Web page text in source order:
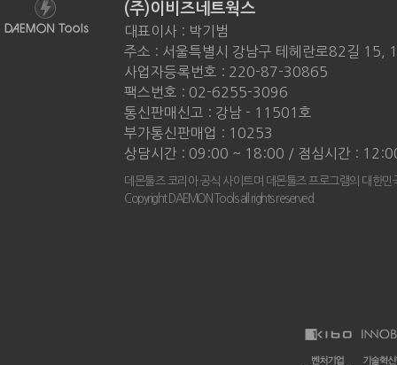
(주)이비즈네트웍스
대표이사 : 박기범
주소 : 서울특별시 강남구 테헤란로82길 15,
사업자등록번호 : 220-87-30865
팩스번호 : 02-6255-3096
통신판매신고 : 강남 - 11501호
부가통신판매업 : 10253
상담시간 : 09:00 ~ 18:00 / 점심시간 :
데몬툴즈 코리아 공식 사이트며 데몬툴즈 프로그램의 대한
Copyright DAEMON Tools all rights reserved.